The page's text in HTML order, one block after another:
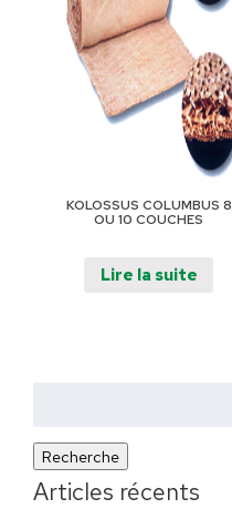
KOLOSSUS COLUMBUS 8
OU 10 COUCHES
Lire la suite
Recherche
Articles récents